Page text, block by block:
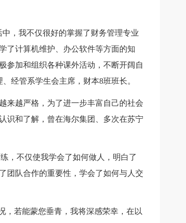
，我不仅很好的掌握了财务管理专业
了计算机维护、办公软件等方面的知
参加和组织各种课外活动，不断开阔自
经管系学生会主席，财本8班班长。
越严格，为了进一步丰富自己的社会
识和了解，曾在海尔集团、多次在苏宁
不仅使我学会了如何做人，明白了
团队合作的重要性，学会了如何与人交
若能蒙您垂青，我将深感荣幸，在以